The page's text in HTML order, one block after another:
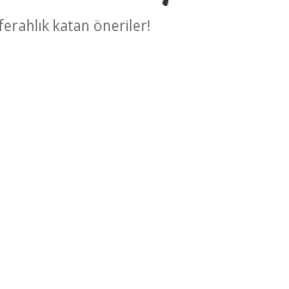
katan öneriler!